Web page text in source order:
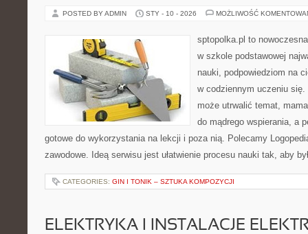
POSTED BY ADMIN STY - 10 - 2026 MOŻLIWOŚĆ
sptopolka.pl to
w szkole podstawowej
nauki, podpowiedziom na
w codziennym uczeniu
może utrwalić temat,
do mądrego wspierania, a
gotowe do wykorzystania na lekcji i poza nią. Polecamy
zawodowe. Ideą serwisu jest ułatwienie procesu nauki tak, aby
CATEGORIES: GIN I TONIK – SZTUKA KOMPOZYCJI
ELEKTRYKA I INSTALACJE